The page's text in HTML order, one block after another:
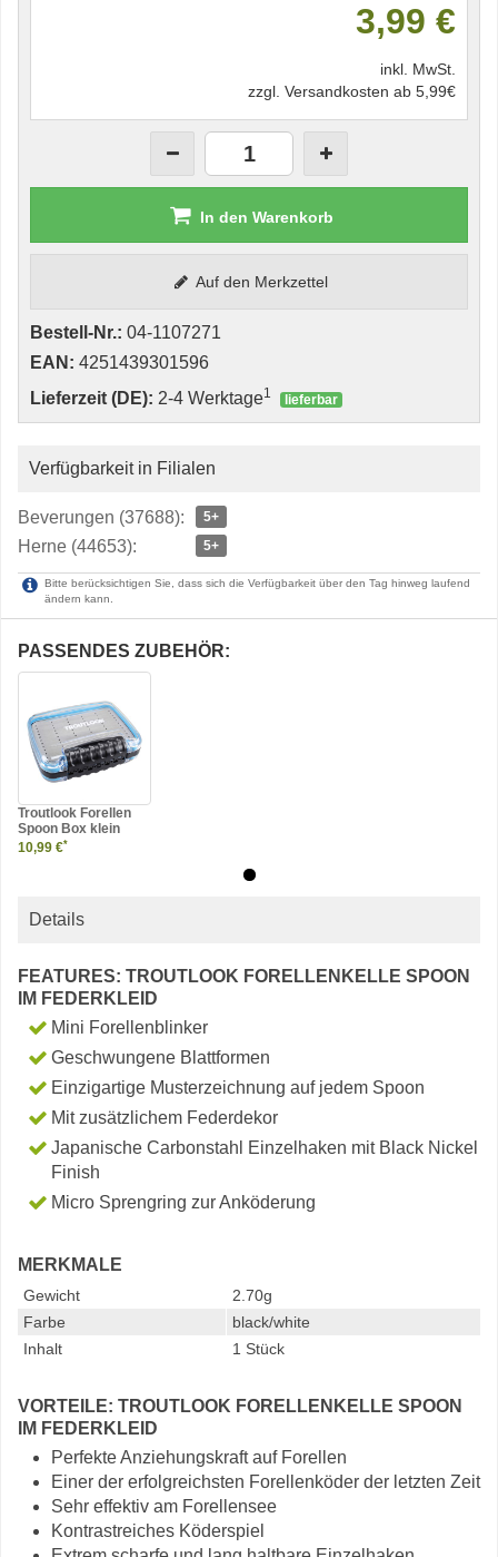
3,99 €
inkl. MwSt.
zzgl. Versandkosten ab 5,99€
In den Warenkorb
Auf den Merkzettel
Bestell-Nr.: 04-1107271
EAN: 4251439301596
Lieferzeit (DE): 2-4 Werktage1 lieferbar
Verfügbarkeit in Filialen
Beverungen (37688): 5+
Herne (44653): 5+
Bitte berücksichtigen Sie, dass sich die Verfügbarkeit über den Tag hinweg laufend
ändern kann.
PASSENDES ZUBEHÖR:
Troutlook Forellen
Spoon Box klein
10,99 €*
Details
FEATURES: TROUTLOOK FORELLENKELLE SPOON
IM FEDERKLEID
Mini Forellenblinker
Geschwungene Blattformen
Einzigartige Musterzeichnung auf jedem Spoon
Mit zusätzlichem Federdekor
Japanische Carbonstahl Einzelhaken mit Black Nickel
Finish
Micro Sprengring zur Anköderung
MERKMALE
Gewicht
2.70g
Farbe
black/white
Inhalt
1 Stück
VORTEILE: TROUTLOOK FORELLENKELLE SPOON
IM FEDERKLEID
Perfekte Anziehungskraft auf Forellen
Einer der erfolgreichsten Forellenköder der letzten Zeit
Sehr effektiv am Forellensee
Kontrastreiches Köderspiel